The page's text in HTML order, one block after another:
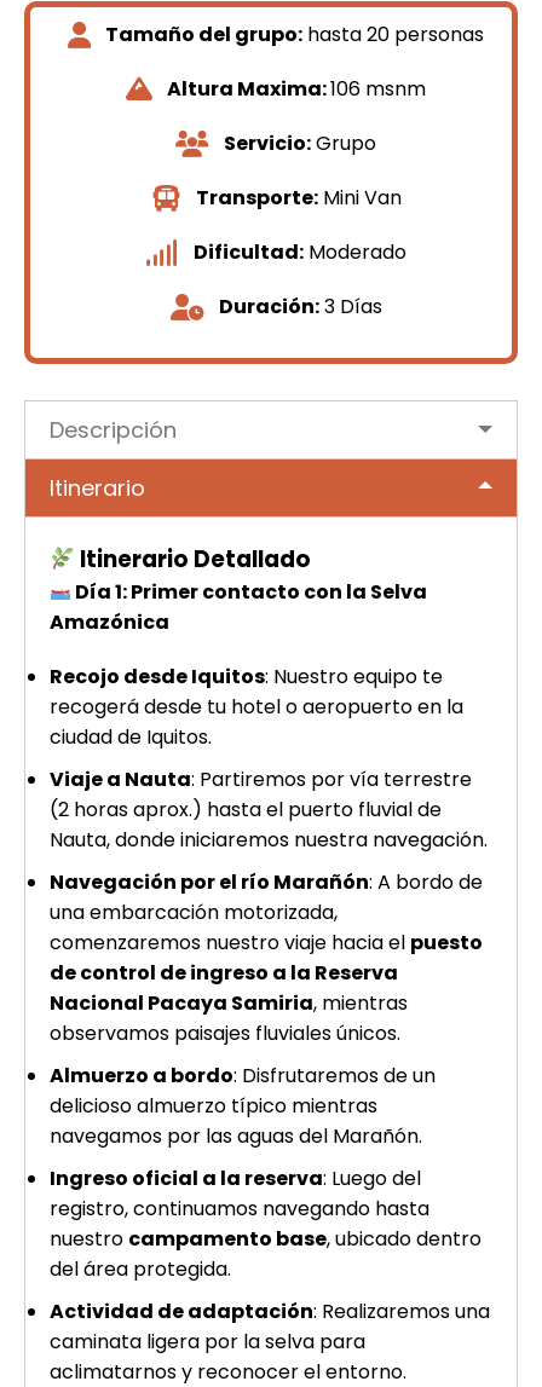
Tamaño del grupo: hasta 20 personas
Altura Maxima:106 msnm
Servicio:Grupo
Transporte:Mini Van
Dificultad: Moderado
Duración:3 Días
Descripción
Itinerario
Itinerario Detallado
Día 1: Primer contacto con la Selva
Amazónica
Recojo desde Iquitos: Nuestro equipo te
recogerá desde tu hotel o aeropuerto en la
ciudad de Iquitos.
Viaje a Nauta: Partiremos por vía terrestre
(2 horas aprox.) hasta el puerto fluvial de
Nauta, donde iniciaremos nuestra navegación.
Navegación por el río Marañón: A bordo de
una embarcación motorizada,
comenzaremos nuestro viaje hacia el puesto
de control de ingreso a la Reserva
Nacional Pacaya Samiria, mientras
observamos paisajes fluviales únicos.
Almuerzo a bordo: Disfrutaremos de un
delicioso almuerzo típico mientras
navegamos por las aguas del Marañón.
Ingreso oficial a la reserva: Luego del
registro, continuamos navegando hasta
nuestro campamento base, ubicado dentro
del área protegida.
Actividad de adaptación: Realizaremos una
caminata ligera por la selva para
aclimatarnos y reconocer el entorno.